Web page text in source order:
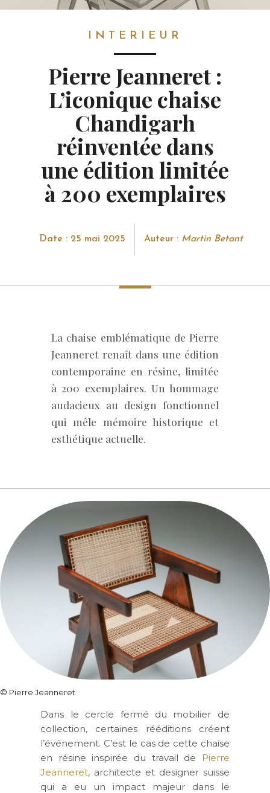
INTERIEUR
Pierre Jeanneret :
L’iconique chaise
Chandigarh
réinventée dans
une édition limitée
à 200 exemplaires
Date : 25 mai 2025 Auteur : Martin Betant
La chaise emblématique de Pierre
Jeanneret renaît dans une édition
contemporaine en résine, limitée
à 200 exemplaires. Un hommage
audacieux au design fonctionnel
qui mêle mémoire historique et
esthétique actuelle.
© Pierre Jeanneret
Dans le cercle fermé du mobilier de
collection, certaines rééditions créent
l’événement. C’est le cas de cette chaise
en résine inspirée du travail de Pierre
Jeanneret, architecte et designer suisse
qui a eu un impact majeur dans le